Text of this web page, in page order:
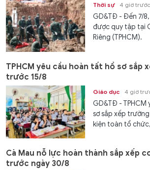
Thời sự 4 giờ trước
GD&TĐ - Đến 7/
được quy tập tại
Riêng (TPHCM).
TPHCM yêu cầu hoàn tất hồ sơ sắp
trước 15/8
Giáo dục 4 giờ
GD&TĐ -
sơ sắp xếp
kiện toàn tổ
Cà Mau nỗ lực hoàn thành sắp xếp
trước ngày 30/8